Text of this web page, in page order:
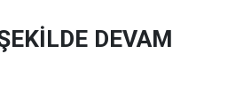
DEVAM